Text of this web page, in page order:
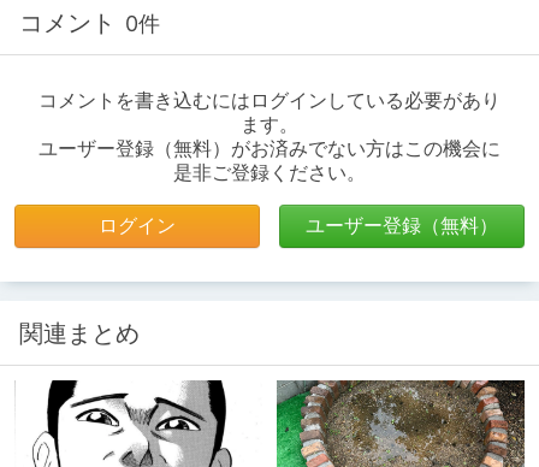
コメント 0件
コメントを書き込むにはログインしている必要があり
ます。
ユーザー登録（無料）がお済みでない方はこの機会に
是非ご登録ください。
ログイン ユーザー登録（無料）
関連まとめ